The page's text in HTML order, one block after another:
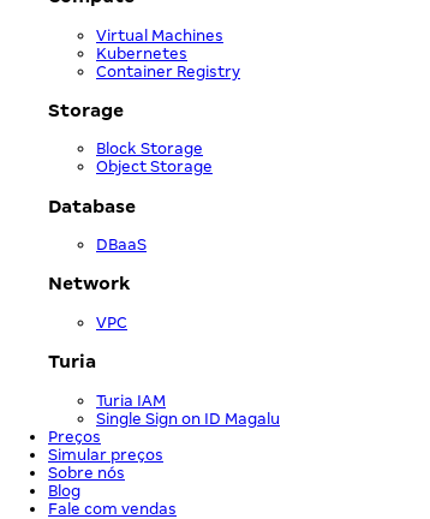
Virtual Machines
Kubernetes
Container Registry
Storage
Block Storage
Object Storage
Database
DBaaS
Network
VPC
Turia
Turia IAM
Single Sign on ID Magalu
Preços
Simular preços
Sobre nós
Blog
Fale com vendas